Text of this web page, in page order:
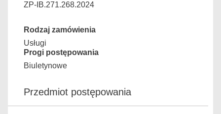
ZP-IB.271.268.2024
Rodzaj zamówienia
Usługi
Progi postępowania
Biuletynowe
Przedmiot postępowania